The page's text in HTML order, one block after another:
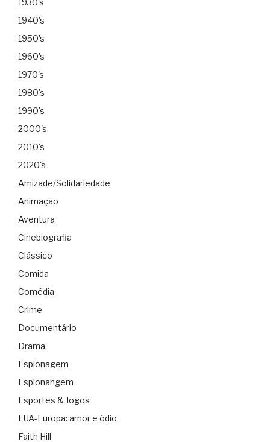
1940's
1950's
1960's
1970's
1980's
1990's
2000's
2010's
2020's
Amizade/Solidariedade
Animação
Aventura
Cinebiografia
Clássico
Comida
Comédia
Crime
Documentário
Drama
Espionagem
Espionangem
Esportes & Jogos
EUA-Europa: amor e ódio
Faith Hill